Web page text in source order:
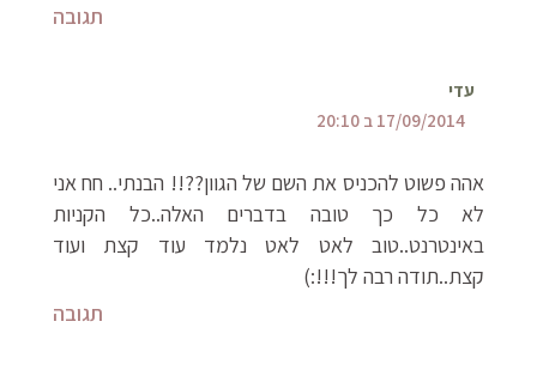
תגובה
עדי
17/09/2014 ב 20:10
אהה פשוט להכניס את השם של הגוון??!! הבנתי.. חח אני
לא כל כך טובה בדברים האלה..כל הקניות
באינטרנט..טוב לאט לאט נלמד עוד קצת ועוד
קצת..תודה רבה לך!!!:)
תגובה